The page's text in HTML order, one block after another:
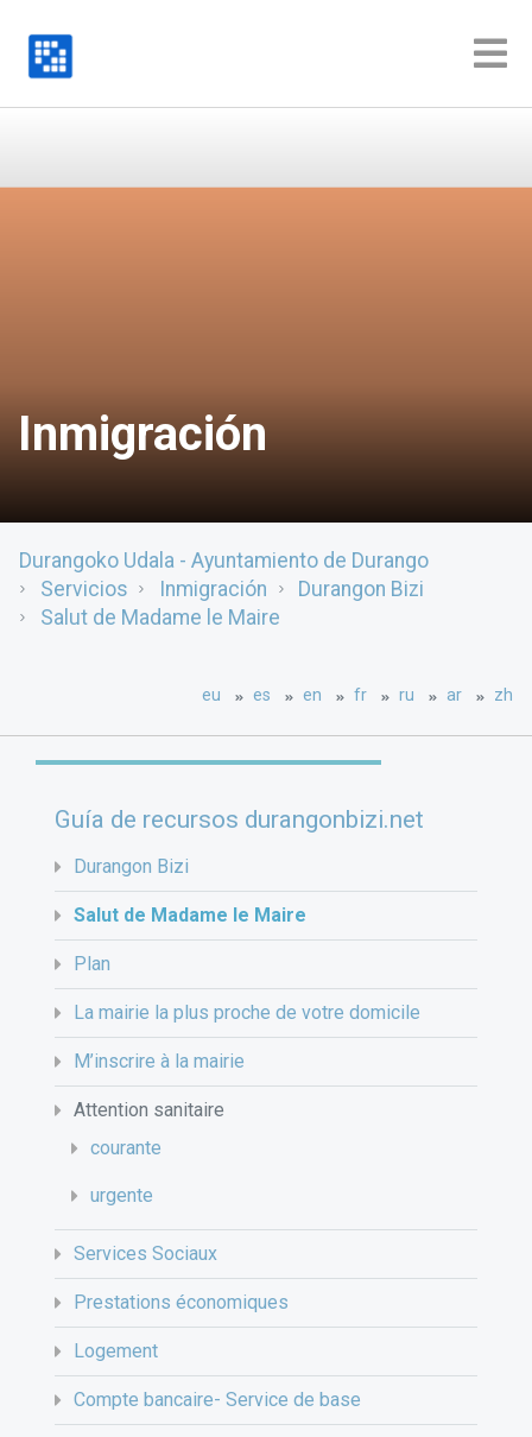
Buscar
Inmigración
Durangoko Udala - Ayuntamiento de Durango
Servicios
Inmigración
Durangon Bizi
Salut de Madame le Maire
eu es en fr ru ar zh
Guía de recursos durangonbizi.net
Durangon Bizi
Salut de Madame le Maire
Plan
La mairie la plus proche de votre domicile
M’inscrire à la mairie
Attention sanitaire
courante
urgente
Services Sociaux
Prestations économiques
Logement
Compte bancaire- Service de base